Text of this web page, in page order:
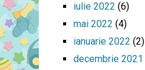
iulie 2022 (6)
mai 2022 (4)
ianuarie 2022 (2)
decembrie 2021